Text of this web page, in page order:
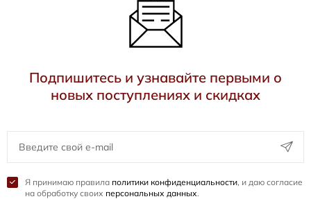
Подпишитесь и узнавайте первыми о
новых поступлениях и скидках
Я принимаю правила политики конфиденциальности, и даю согласие
на обработку своих персональных данных.